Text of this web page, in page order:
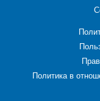
Политика в